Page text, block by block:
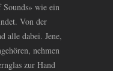
Sounds» wie ein
Von der
alle dabei. Jene,
nehmen
zur Hand